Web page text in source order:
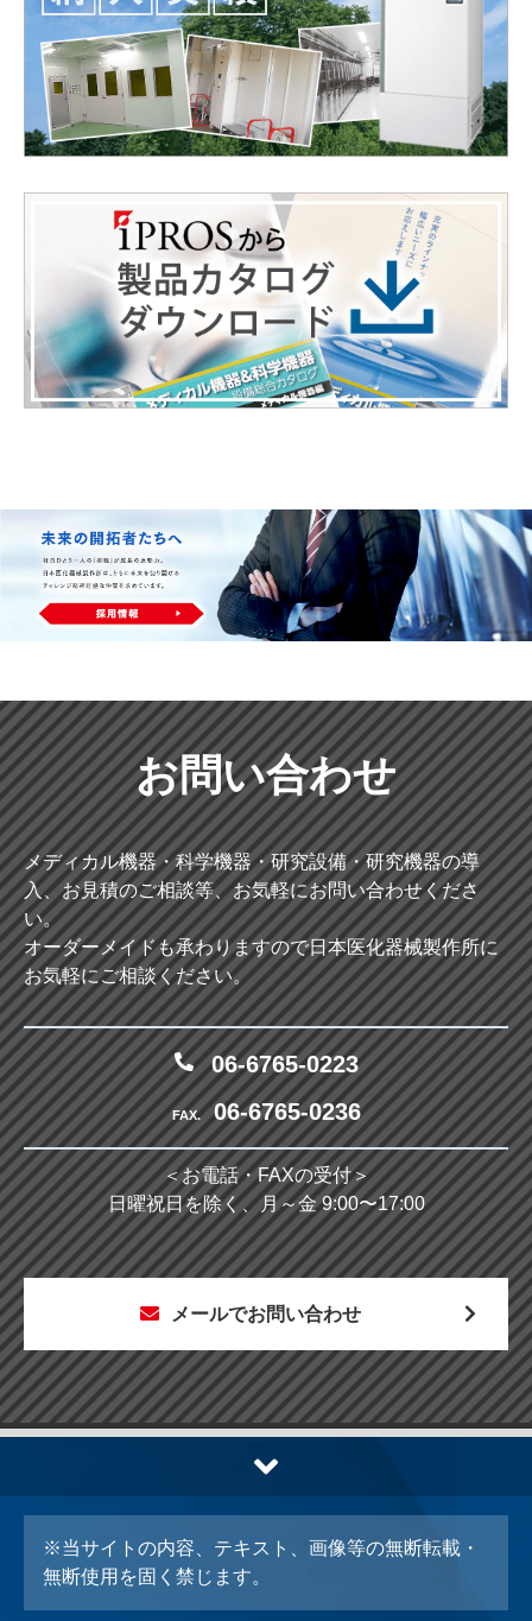
お問い合わせ
メディカル機器・科学機器・研究設備・研究機器の導
入、お見積のご相談等、お気軽にお問い合わせくださ
い。
オーダーメイドも承わりますので日本医化器械製作所に
お気軽にご相談ください。
06-6765-0223
FAX. 06-6765-0236
＜お電話・FAXの受付＞
日曜祝日を除く、月～金 9:00〜17:00
メールでお問い合わせ
※当サイトの内容、テキスト、画像等の無断転載・
無断使用を固く禁じます。